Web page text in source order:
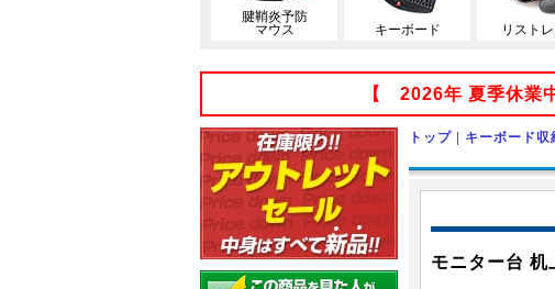
腱鞘炎予防
マウス
キーボード リスト
【 2026年 夏季休業
トップ | キーボード収
モニター台